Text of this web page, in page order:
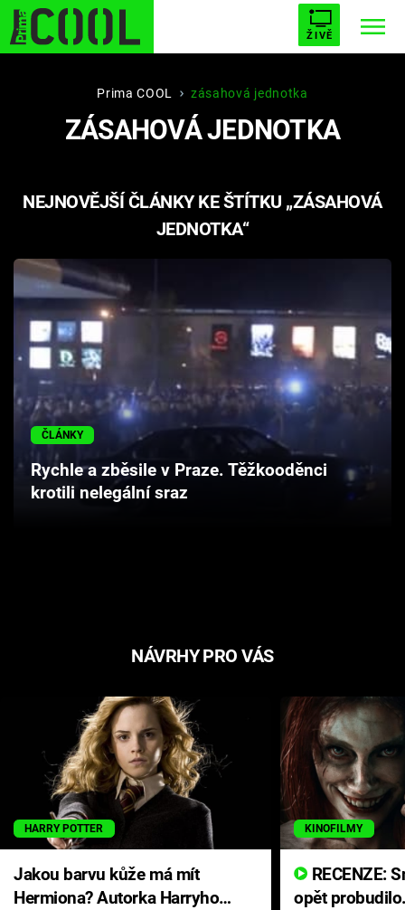
ŽIVĚ
STARHOUSE BUFFY, PŘEMOŽITELKA UPÍRŮ
ESCAPE PLNEJ KOTEL AVENGERS 5
Filmy
Seriály
Hry
Cool Esport
Pořady
Prima COOL zásahová jednotka
ZÁSAHOVÁ JEDNOTKA
NEJNOVĚJŠÍ ČLÁNKY KE ŠTÍTKU „ZÁSAHOVÁ
JEDNOTKA“
ČLÁNKY
Rychle a zběsile v Praze. Těžkooděnci
krotili nelegální sraz
NÁVRHY PRO VÁS
HARRY POTTER
Jakou barvu kůže má mít
Hermiona? Autorka Harryho
KINOFILMY
opět